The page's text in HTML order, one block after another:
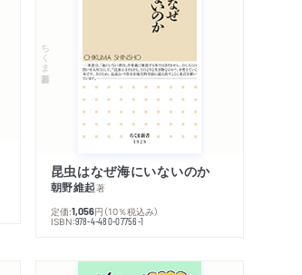
ちくま新書
昆虫はなぜ海にいないのか
朝野維起著
定価:1,056円 （10％税込み）
ISBN:978-4-480-07756-1